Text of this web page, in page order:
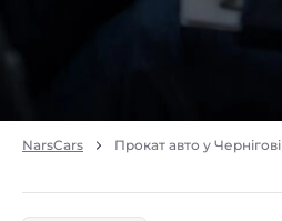
NarsCars Прокат авто у Чернігові